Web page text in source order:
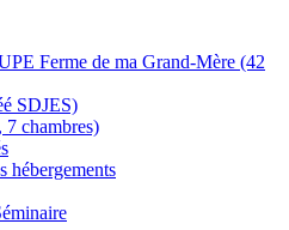
Ferme de ma Grand-Mère (42
SDJES)
7 chambres)
hébergements